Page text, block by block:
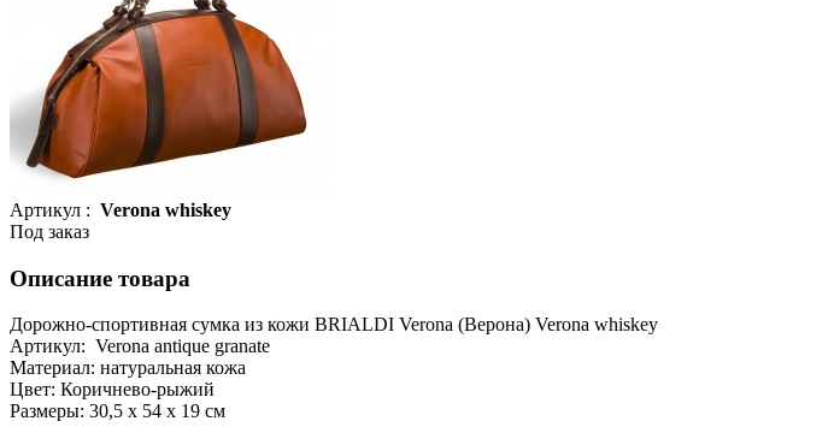
Артикул : Verona whiskey
Под заказ
Описание товара
Дорожно-спортивная сумка из кожи BRIALDI Verona (Верона) Verona whiskey
Артикул: Verona antique granate
Материал: натуральная кожа
Цвет: Коричнево-рыжий
Размеры: 30,5 х 54 х 19 см